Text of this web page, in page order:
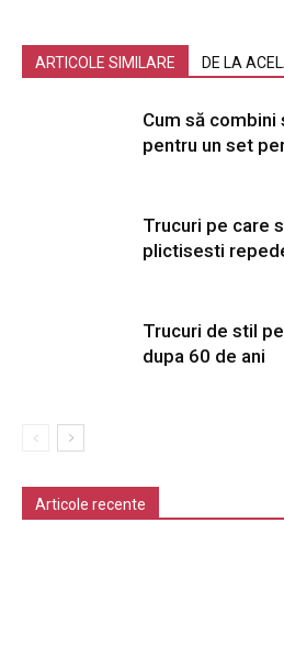
ARTICOLE SIMILARE DE LA
Cum să
pentru un set
Trucuri pe care
plictisesti
Trucuri de stil
dupa 60 de ani
Articole recente